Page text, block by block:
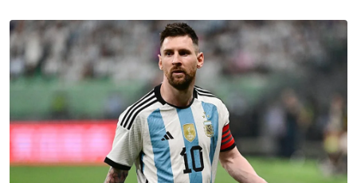
#QuranHour
Ketagihan gajet ancam
generasi, Rumah Ngaji
Kelantan seru kembali kepada
al-Quran
#QuranHour
Rumah Ngaji KPMS perkukuh
agenda pembangunan ummah
dalam kalangan pesara